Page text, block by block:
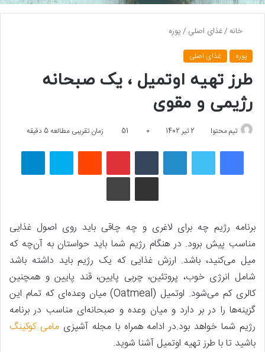
خانه /غذای اصلی /پوره
پوره غذای اصلی
طرز تهیه اوتمیل ، یک صبحانه
رژیمی و مقوی
تیم محتوا 2 تیر 1402 0
51 زمان تقریبی مطالعه 5 دقیقه
فیسبوک توییتر لینکداین تامبلر پینتریستReddit اسکایپ تلگرام
اشتراک گذاری با ایمیل
چاپ
برنامه رژیم چه برای لاغری و چه چاقی باید روی اصول غذایی
مناسب پیش برود. در هنگام رژیم شما باید حواستان به آن‌چه که
میل می‌کنید، باشد. ارزش غذایی که یک رژیم باید داشته باشد
شامل انرژی خوب، پروتئین، چربی پایین، قند پایین و همچنین
کالری کم می‌شود. اوتمیل (Oatmeal) میان وعده‌ای که تمام این
گزینه‌ها را در بر دارد و میان وعده و صبحانه‌ای مناسب در برنامه
رژیم شما خواهد بود.در ادامه همراه با مجله آشپزیمامی کوکینگ
باشید تا با طرز تهیه اوتمیل آشنا شوید.